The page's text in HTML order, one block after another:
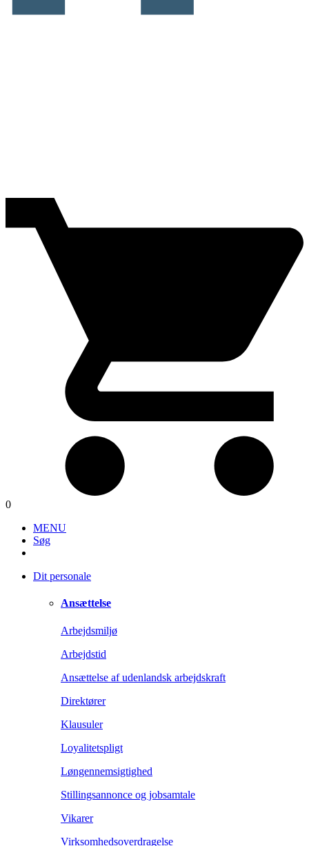
0
MENU
Søg
Dit personale
Ansættelse
Arbejdsmiljø
Arbejdstid
Ansættelse af udenlandsk arbejdskraft
Direktører
Klausuler
Loyalitetspligt
Løngennemsigtighed
Stillingsannonce og jobsamtale
Vikarer
Virksomhedsoverdragelse